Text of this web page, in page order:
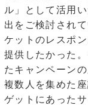
ル」として活用
出をご検討され
ケットのレスポ
提供したかった
たキャンペーン
複数人を集めた
ゲットにあった